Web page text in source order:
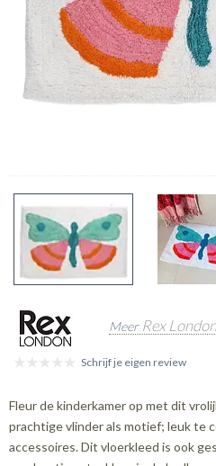
Meer Rex London
Schrijf je eigen review
Fleur de kinderkamer op met dit
prachtige vlinder als motief; leuk te
accessoires. Dit vloerkleed is ook